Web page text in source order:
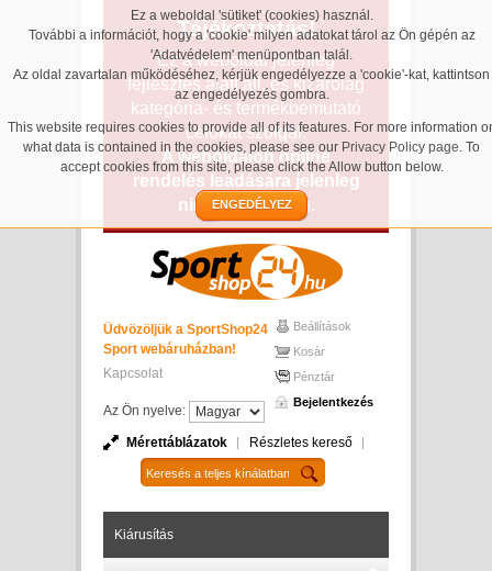
Ez a weboldal 'sütiket' (cookies) használ.
További a információt, hogy a 'cookie' milyen adatokat tárol az Ön gépén az
'Adatvédelem' menüpontban talál.
Az oldal zavartalan működéséhez, kérjük engedélyezze a 'cookie'-kat, kattintson
az engedélyezés gombra.
This website requires cookies to provide all of its features. For more information
what data is contained in the cookies, please see our Privacy Policy page. To
accept cookies from this site, please click the Allow button below.
ENGEDÉLYEZ
Tájékoztatás!
Ez a weboldal jelenleg
fejlesztés alatt áll, és kizárólag
kategória- és termékbemutató
célokat szolgál.
A weboldalon online
rendelés leadására jelenleg
nincs lehetőség.
Üdvözöljük a SportShop24
Sport webáruházban!
Kapcsolat
Az Ön nyelve:
Beállítások
Kosár
Pénztár
Bejelentkezés
Mérettáblázatok Részletes kereső
Kiárusítás